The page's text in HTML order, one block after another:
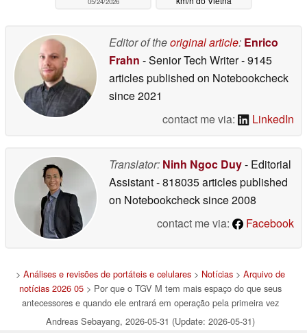
Editor of theoriginal article: Enrico
Frahn - Senior Tech Writer- 9145
articles published on Notebookcheck
since 2021
contact me via:
LinkedIn
Translator: Ninh Ngoc Duy- Editorial
Assistant- 818035 articles published
on Notebookchecksince 2008
contact me via:
Facebook
> Análises e revisões de portáteis e celulares> Notícias> Arquivo de
notícias 2026 05> Por que o TGV M tem mais espaço do que seus
antecessores e quando ele entrará em operação pela primeira vez
Andreas Sebayang, 2026-05-31 (Update: 2026-05-31)